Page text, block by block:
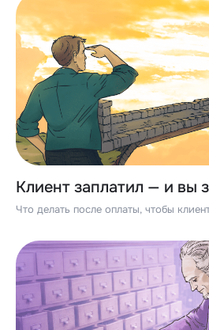
Клиент заплатил — и вы
Что делать после оплаты, чтобы